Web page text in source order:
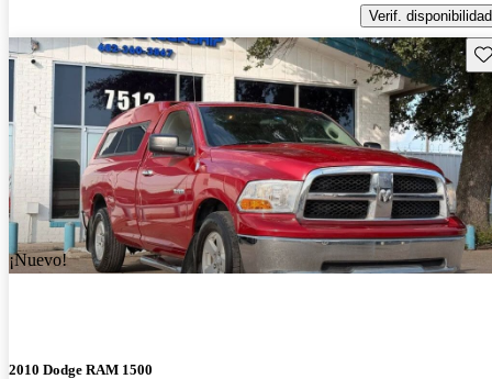
Verif. disponibilidad
¡Nuevo!
2010 Dodge RAM 1500